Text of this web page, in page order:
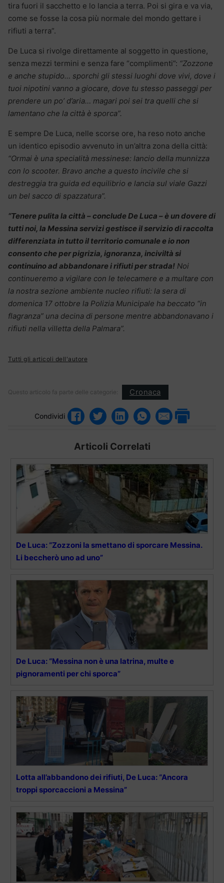
tira fuori il sacchetto e lo lancia a terra. Poi si gira e va via,
come se fosse la cosa più normale del mondo gettare i
rifiuti a terra”.
De Luca si rivolge direttamente al soggetto in questione,
senza mezzi termini e senza fare “complimenti”: “Zozzone
e anche stupido… sporchi gli stessi luoghi dove vivi, dove i
tuoi nipotini vanno a giocare, dove tu stesso passeggi per
prendere un po’ d’aria… magari poi sei tra quelli che si
lamentano che la città è sporca”.
E sempre De Luca, nelle scorse ore, ha reso noto anche
un identico episodio avvenuto in un’altra zona della città:
“Ormai è una specialità messinese: lancio della munnizza
con lo scooter. Bravo anche a questo incivile che si
destreggia tra guida ed equilibrio e lancia sul viale Gazzi
un bel sacco di spazzatura”.
“Tenere pulita la città – conclude De Luca – è un dovere di
tutti noi, la Messina servizi gestisce il servizio di raccolta
differenziata in tutto il territorio comunale e io non
consento che per pigrizia, ignoranza, inciviltà si
continuino ad abbandonare i rifiuti per strada! Noi
continueremo a vigilare con le telecamere e a multare con
la nostra sezione ambiente nucleo rifiuti: la sera di
domenica 17 ottobre la Polizia Municipale ha beccato “in
flagranza” una decina di persone mentre abbandonavano i
rifiuti nella villetta della Palmara”.
Tutti gli articoli dell'autore
Questo articolo fa parte delle categorie: Cronaca
Condividi
Articoli Correlati
De Luca: “Zozzoni la smettano di sporcare Messina.
Li beccherò uno ad uno”
De Luca: “Messina non è una latrina, multe e
pignoramenti per chi sporca”
Lotta all’abbandono dei rifiuti, De Luca: “Ancora
troppi sporcaccioni a Messina”